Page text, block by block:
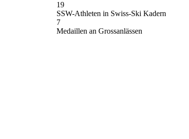
19
SSW-Athleten in Swiss-Ski Kadern
7
Medaillen an Grossanlässen